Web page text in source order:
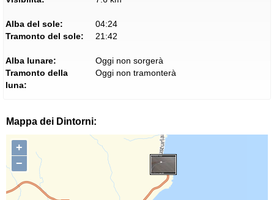
Alba del sole:
04:24
Tramonto del sole:
21:42
Alba lunare:
Oggi non sorgerà
Tramonto della
luna:
Oggi non tramonterà
Mappa dei Dintorni:
+
−